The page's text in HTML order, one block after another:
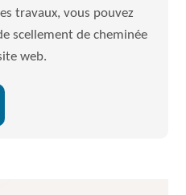
travaux, vous pouvez
scellement de cheminée
web.